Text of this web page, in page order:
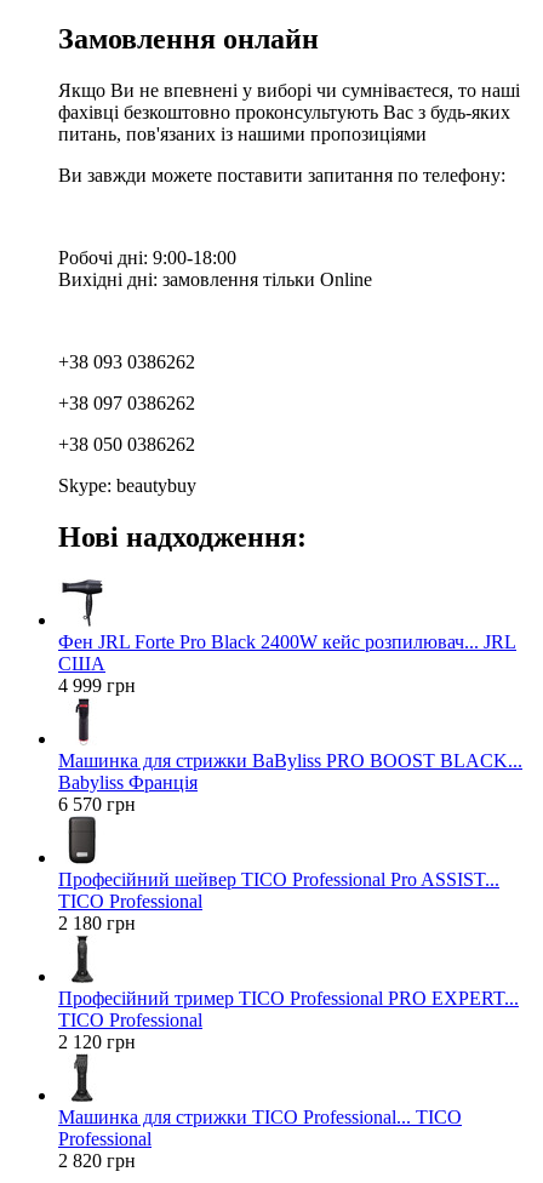
Замовлення онлайн
Якщо Ви не впевнені у виборі чи сумніваєтеся, то наші
фахівці безкоштовно проконсультують Вас з будь-яких
питань, пов'язаних із нашими пропозиціями
Ви завжди можете поставити запитання по телефону:
Робочі дні: 9:00-18:00
Вихідні дні: замовлення тільки Online
+38 093 0386262
+38 097 0386262
+38 050 0386262
Skype: beautybuy
Нові надходження:
Фен JRL Forte Pro Black 2400W кейс розпилювач... JRL
США
4 999 грн
Машинка для стрижки BaByliss PRO BOOST BLACK...
Babyliss Франція
6 570 грн
Професійний шейвер TICO Professional Pro ASSIST...
TICO Professional
2 180 грн
Професійний тример TICO Professional PRO EXPERT...
TICO Professional
2 120 грн
Машинка для стрижки TICO Professional... TICO
Professional
2 820 грн